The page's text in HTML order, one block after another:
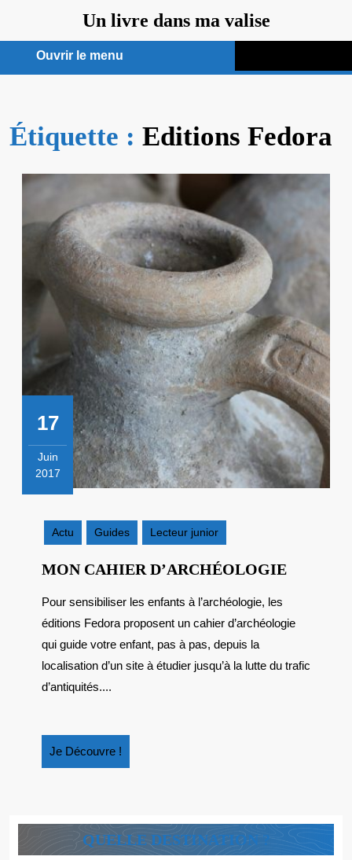
contenu
Un livre dans ma valise
Ouvrir le menu
menu
Étiquette : Editions Fedora
17
Juin
2017
2017
Actu
Guides Lecteur junior
MON CAHIER D’ARCHÉOLOGIEMON
Pour sensibiliser les enfants à l’archéologie, les
éditions Fedora proposent un cahier d’archéologie
qui guide votre enfant, pas à pas, depuis la
localisation d’un site à étudier jusqu’à la lutte du trafic
d’antiquités....
Je Découvre !
Découvre
QUELLE DESTINATION ?